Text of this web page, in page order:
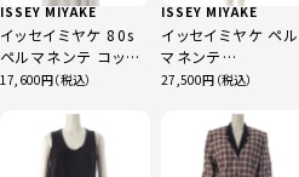
ISSEY MIYAKE
イッセイミヤケ 80s
ペルマネンテ コット
ン 半袖 トップス
17,600
ISSEY MIYAKE
イッセイミヤケ ペル
マネンテ
PERMANENTE 80s
長袖Tシャツ カットソ
VY11106 ネイビー
27,500